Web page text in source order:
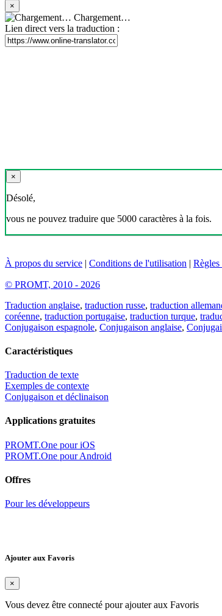
×
Chargement…
Lien direct vers la traduction :
×
Désolé,
vous ne pouvez traduire que 5000 caractères à la fois.
À propos du service | Conditions de l'utilisation |
© PROMT, 2010 - 2026
Traduction anglaise, traduction russe, traduction
coréenne, traduction portugaise, traduction turque,
Conjugaison espagnole, Conjugaison anglaise,
Caractéristiques
Traduction de texte
Exemples de contexte
Conjugaison et déclinaison
Applications gratuites
PROMT.One pour iOS
PROMT.One pour Android
Offres
Pour les développeurs
Ajouter aux Favoris
×
Vous devez être connecté pour ajouter aux Favoris